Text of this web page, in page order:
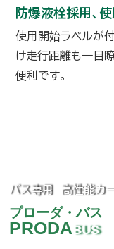
防爆液栓採用、
使用開始ラベルが
け走行距離も一目
便利です。
バス専用 高性能カ
プローダ・バス
PRODA BUS